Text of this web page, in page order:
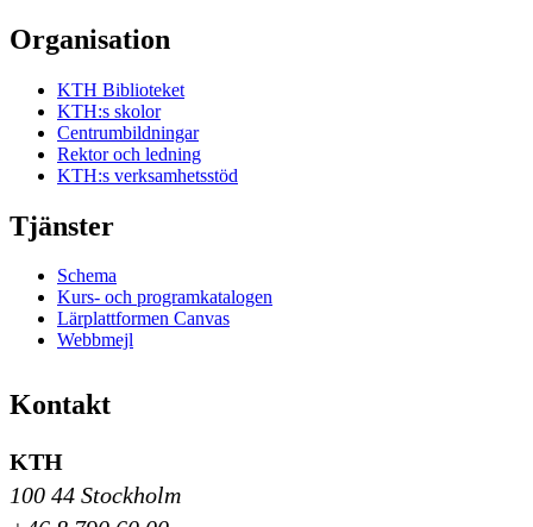
Organisation
KTH Biblioteket
KTH:s skolor
Centrumbildningar
Rektor och ledning
KTH:s verksamhetsstöd
Tjänster
Schema
Kurs- och programkatalogen
Lärplattformen Canvas
Webbmejl
Kontakt
KTH
100 44 Stockholm